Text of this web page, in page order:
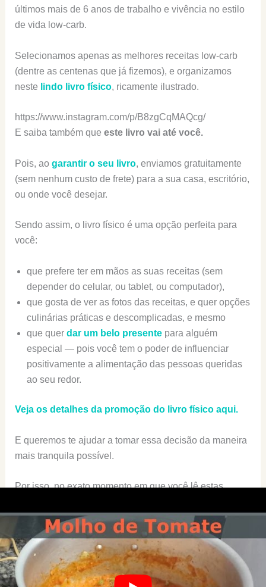
últimos mais de 6 anos de trabalho e vivência no estilo
de vida low-carb.
Selecionamos apenas as melhores receitas low-carb
(dentre as centenas que já fizemos), e organizamos
neste lindo livro físico, ricamente ilustrado.
https://www.instagram.com/p/B8zgCqMAQcg/
E saiba também que este livro vai até você.
Pois, ao garantir o seu livro, enviamos gratuitamente
(sem nenhum custo de frete) para a sua casa, escritório,
ou onde você desejar.
Sendo assim, o livro físico é uma opção perfeita para
você:
que prefere ter em mãos as suas receitas (sem
depender do celular, ou tablet, ou computador),
que gosta de ver as fotos das receitas, e quer opções
culinárias práticas e descomplicadas, e mesmo
que quer dar um belo presentepara alguém
especial — pois você tem o poder de influenciar
positivamente a alimentação das pessoas queridas
ao seu redor.
Veja os detalhes da promoção do livro físico aqui.
E queremos te ajudar a tomar essa decisão da maneira
mais tranquila possível.
Por isso, no exato momento em que você lê estas
você recebe, gratuitamente:
versão digital do livro (para poder começar a usar
antes mesmo de ele chegar em casa),
diversosbônus(planilha deemagrecimento